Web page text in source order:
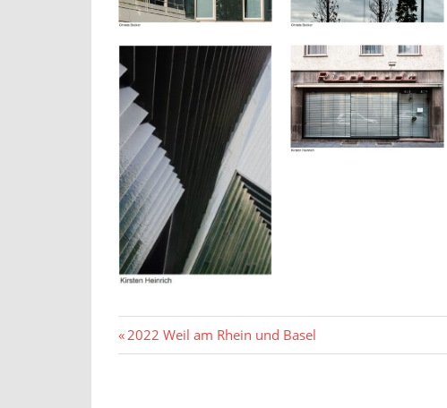
Beitragsnavigation
Vorheriger
Beitrag:
2022 Weil am Rhein und Basel